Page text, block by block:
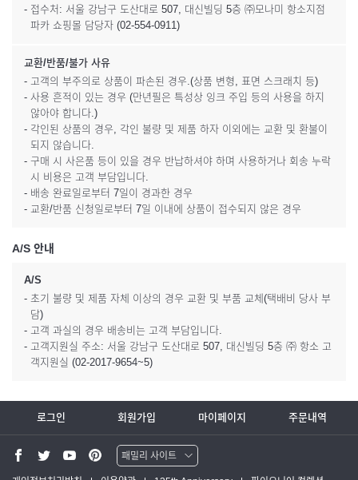
- 접수처: 서울 강남구 도산대로 507, 대신빌딩 5층 ㈜모나미 항소지점
파카 쇼핑몰 담당자 (02-554-0911)
교환/반품/불가 사유
- 고객의 부주의로 상품이 파손된 경우.(상품 변형, 표면 스크래치 등)
- 사용 흔적이 있는 경우 (만년필은 특성상 잉크 주입 등의 사용을 하지
않아야 합니다.)
- 각인된 상품의 경우, 각인 불량 및 제품 하자 이외에는 교환 및 환불이
되지 않습니다.
- 구매 시 사은품 등이 있을 경우 반납하셔야 하며 사용하거나 회송 누락
시 비용은 고객 부담입니다.
- 배송 완료일로부터 7일이 경과한 경우
- 교환/반품 신청일로부터 7일 이내에 상품이 접수되지 않은 경우
A/S 안내
A/S
- 초기 불량 및 제품 자체 이상의 경우 교환 및 부품 교체(택배비 당사 부
담)
- 고객 과실의 경우 배송비는 고객 부담입니다.
- 고객지원실 주소: 서울 강남구 도산대로 507, 대신빌딩 5층 ㈜ 항소 고
객지원실 (02-2017-9654~5)
로그인 회원가입 마이페이지 주문내역
패밀리 사이트
워터맨 쇼핑몰